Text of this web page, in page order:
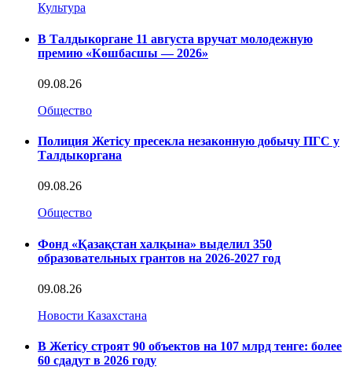
Культура
В Талдыкоргане 11 августа вручат молодежную
премию «Көшбасшы — 2026»
09.08.26
Общество
Полиция Жетісу пресекла незаконную добычу ПГС у
Талдыкоргана
09.08.26
Общество
Фонд «Қазақстан халқына» выделил 350
образовательных грантов на 2026-2027 год
09.08.26
Новости Казахстана
В Жетісу строят 90 объектов на 107 млрд тенге: более
60 сдадут в 2026 году